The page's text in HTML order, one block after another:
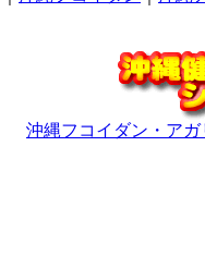
沖縄フコイダン・ア